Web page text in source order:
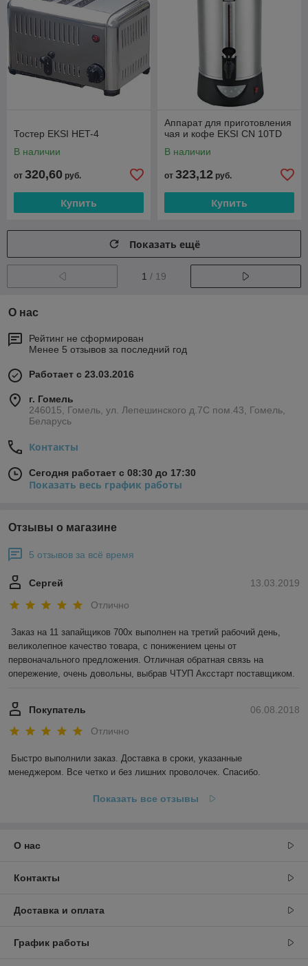
Тостер EKSI HET-4
В наличии
от 320,60 руб.
Купить
Аппарат для приготовления
чая и кофе EKSI CN 10TD
В наличии
от 323,12 руб.
Купить
Показать ещё
1 / 19
О нас
Рейтинг не сформирован
Менее 5 отзывов за последний год
Работает с 23.03.2016
г. Гомель
246015, Гомель, ул. Лепешинского д.7С пом.43, Гомель,
Беларусь
Контакты
Сегодня работает с 08:30 до 17:30
Показать весь график работы
Отзывы о магазине
5 отзывов за всё время
13.03.2019
Сергей
Отлично
Заказ на 11 запайщиков 700х выполнен на третий рабочий день,
великолепное качество товара, с понижением цены от
первоначального предложения. Отличная обратная связь на
опережение, очень довольны, выбрав ЧТУП Аксстарт поставщиком.
06.08.2018
Покупатель
Отлично
Быстро выполнили заказ. Доставка в сроки, указанные
менеджером. Все четко и без лишних проволочек. Спасибо.
Показать все отзывы
О нас
Контакты
Доставка и оплата
График работы